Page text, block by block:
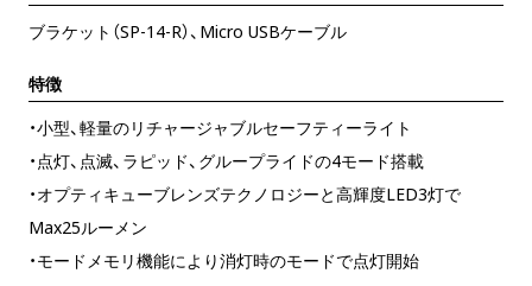
ブラケット（SP-14-R）、Micro USBケーブル
特徴
・小型、軽量のリチャージャブルセーフティーライト
・点灯、点滅、ラピッド、グループライドの4モード搭載
・オプティキューブレンズテクノロジーと高輝度LED3灯で
Max25ルーメン
・モードメモリ機能により消灯時のモードで点灯開始